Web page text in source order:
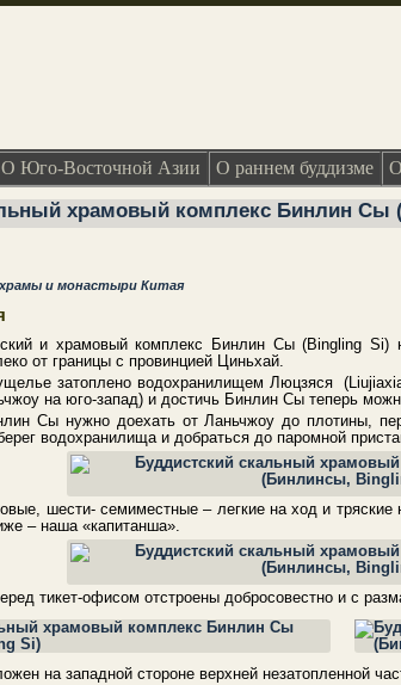
О Юго-Восточной Азии О раннем буддизме
храмовый комплекс Бинлин
и монастыри Китая
и храмовый комплекс Бинлин Сы (Bingling Si)
от границы с провинцией Циньхай.
затоплено водохранилищем Люцзяся
на юго-запад) и достичь Бинлин Сы теперь
Сы нужно доехать от Ланьчжоу до плотины,
водохранилища и добраться до паромной
шести- семиместные – легкие на ход и
– наша «капитанша».
тикет-офисом отстроены добросовестно и с
на западной стороне верхней незатопленной